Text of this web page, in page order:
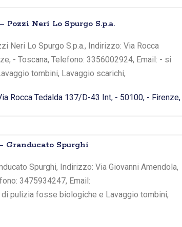
Neri Lo Spurgo S.p.a.
Neri Lo Spurgo S.p.a., Indirizzo: Via Rocca
- Toscana, Telefono: 3356002924, Email: - si
tombini, Lavaggio scarichi,
Rocca Tedalda 137/D-43 Int, - 50100, - Firenze,
Granducato Spurghi
Spurghi, Indirizzo: Via Giovanni Amendola,
3475934247, Email:
pulizia fosse biologiche e Lavaggio tombini,